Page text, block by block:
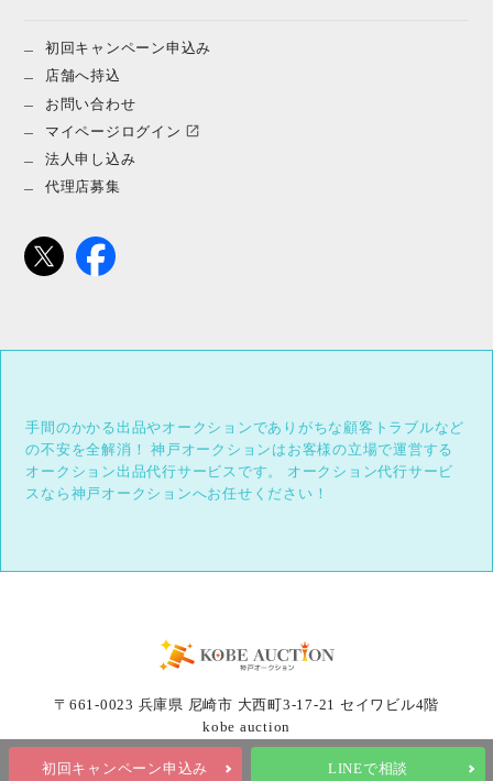
初回キャンペーン申込み LINEで相談
初回キャンペーン申込み
店舗へ持込
お問い合わせ
マイページログイン
法人申し込み
代理店募集
手間のかかる出品やオークションでありがちな顧客トラブルなど
の不安を全解消！
神戸オークションはお客様の立場で運営する
オークション出品代行サービスです。
オークション代行サービ
スなら神戸オークションへお任せください！
〒661-0023 兵庫県 尼崎市 大西町3-17-21 セイワビル4階
kobe auction